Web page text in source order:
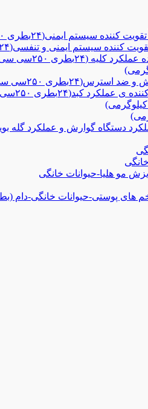
سیستم ایمنی(۲۴بطری ۲۵۰سی سی)
سیستم ایمنی و تنفسی(۲۴بطری ۲۵۰سی سی)
(۲۴بطری ۲۵۰سی سی)
۲۵۰سی سی)
کبد(۲۴بطری ۲۵۰سی سی)
گوارش و عملکرد گله بویژه تحت
مو هلیا-حیوانات خانگی
پوستی-حیوانات خانگی-دام (بطری ۱۲۰